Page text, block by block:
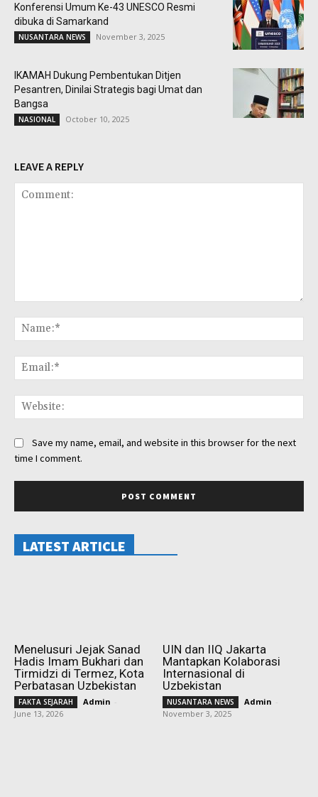
Konferensi Umum Ke-43 UNESCO Resmi
dibuka di Samarkand
NUSANTARA NEWS November 3, 2025
IKAMAH Dukung Pembentukan Ditjen
Pesantren, Dinilai Strategis bagi Umat dan
Bangsa
NASIONAL October 10, 2025
LEAVE A REPLY
Save my name, email, and website in this browser for the next
time I comment.
LATEST ARTICLE
Menelusuri Jejak Sanad
Hadis Imam Bukhari dan
Tirmidzi di Termez, Kota
Perbatasan Uzbekistan
FAKTA SEJARAH Admin
June 13, 2026
UIN dan IIQ Jakarta
Mantapkan Kolaborasi
Internasional di
Uzbekistan
NUSANTARA NEWS Admin
November 3, 2025